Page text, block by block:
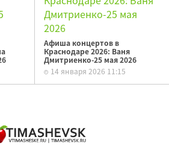
Афиша концертов в
Краснодаре 2026: Ваня
Дмитриенко-25 мая 2026
14 января 2026 11:15